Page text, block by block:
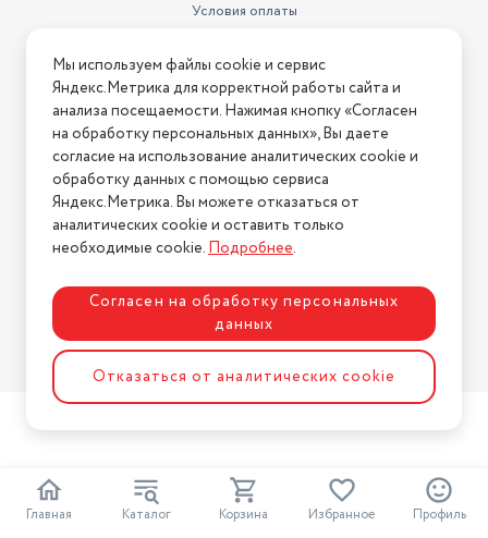
Главная Каталог Корзина Избранное Профиль
Условия оплаты
Условия возврата
Нашли ошибку на сайте? Напишите нам
2026 © Интернет-магазин "АстМаркет". У нас есть всё!
Политика конфиденциальности
Разработка сайтаASTDESIGN
Мы используем файлы cookie и сервис
Яндекс.Метрика для корректной работы сайта и
анализа посещаемости. Нажимая кнопку «Согласен
на обработку персональных данных», Вы даете
согласие на использование аналитических cookie и
обработку данных с помощью сервиса
Яндекс.Метрика. Вы можете отказаться от
аналитических cookie и оставить только
необходимые cookie.Подробнее.
Согласен на обработку персональных
данных
Отказаться от аналитических cookie